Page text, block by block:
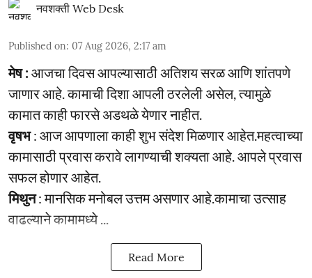
नवशक्ती Web Desk
Published on: 07 Aug 2026, 2:17 am
मेष :आजचा दिवस आपल्यासाठी अतिशय सरळ आणि शांतपणे
जाणार आहे. कामाची दिशा आपली ठरलेली असेल, त्यामुळे
कामात काही फारसे अडथळे येणार नाहीत.
वृषभ: आज आपणाला काही शुभ संदेश मिळणार आहेत.महत्वाच्या
कामासाठी प्रवास करावे लागण्याची शक्यता आहे. आपले प्रवास
सफल होणार आहेत.
मिथुन: मानसिक मनोबल उत्तम असणार आहे.कामाचा उत्साह
वाढल्याने कामामध्ये ...
Read More